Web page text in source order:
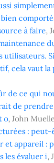
à faire,
utilisateurs.
cela vaut
de ce qui
de prendre
o, John
:
et appareil :
les évaluer i,